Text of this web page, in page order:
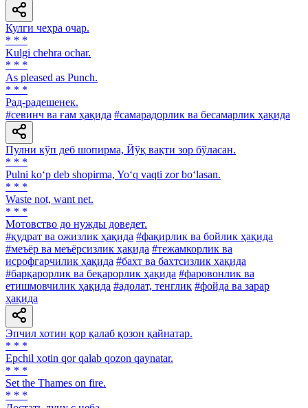
Кулги чеҳра очар.
* * *
Kulgi chehra ochar.
* * *
As pleased as Punch.
* * *
Рад-радешенек.
#севинч ва ғам ҳақида #самарадорлик ва бесамарлик ҳақида
Пулни кўп деб шопирма, Йўқ вақти зор бўласан.
* * *
Pulni ko‘p deb shopirma, Yo‘q vaqti zor bo‘lasan.
* * *
Waste not, want net.
* * *
Мотовство до нужды доведет.
#қудрат ва ожизлик ҳақида #фақирлик ва бойлик ҳақида
#меъёр ва меъёрсизлик ҳақида #тежамкорлик ва
исрофгарчилик ҳақида #бахт ва бахтсизлик ҳақида
#барқарорлик ва беқарорлик ҳақида #фаровонлик ва
етишмовчилик ҳақида #адолат, тенглик #фойда ва зарар
ҳақида
Эпчил хотин қор қалаб қозон қайнатар.
* * *
Epchil xotin qor qalab qozon qaynatar.
* * *
Set the Thames on fire.
* * *